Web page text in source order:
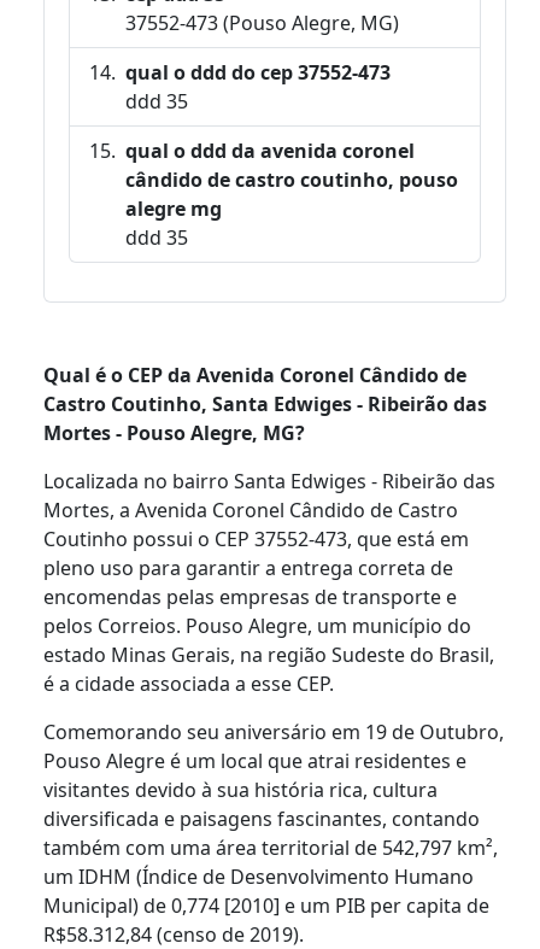
37552-473 (Pouso Alegre, MG)
qual o ddd do cep 37552-473
ddd 35
qual o ddd da avenida coronel
cândido de castro coutinho, pouso
alegre mg
ddd 35
Qual é o CEP da Avenida Coronel Cândido de
Castro Coutinho, Santa Edwiges - Ribeirão das
Mortes - Pouso Alegre, MG?
Localizada no bairro Santa Edwiges - Ribeirão das
Mortes, a Avenida Coronel Cândido de Castro
Coutinho possui o CEP 37552-473, que está em
pleno uso para garantir a entrega correta de
encomendas pelas empresas de transporte e
pelos Correios. Pouso Alegre, um município do
estado Minas Gerais, na região Sudeste do Brasil,
é a cidade associada a esse CEP.
Comemorando seu aniversário em 19 de Outubro,
Pouso Alegre é um local que atrai residentes e
visitantes devido à sua história rica, cultura
diversificada e paisagens fascinantes, contando
também com uma área territorial de 542,797 km²,
um IDHM (Índice de Desenvolvimento Humano
Municipal) de 0,774 [2010] e um PIB per capita de
R$58.312,84 (censo de 2019).